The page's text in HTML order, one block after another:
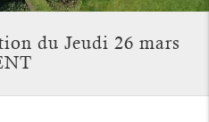
du Jeudi 26 mars